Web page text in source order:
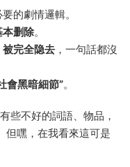
的劇情邏輯。
本删除。
完全隐去 ，一句話都沒
會黑暗細節”。
些不好的詞語、物品，
但嘿，在我看來這可是